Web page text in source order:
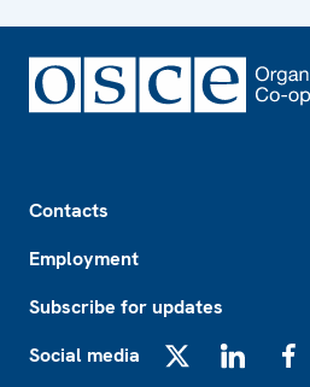
Contacts
Employment
Subscribe for updates
Social media